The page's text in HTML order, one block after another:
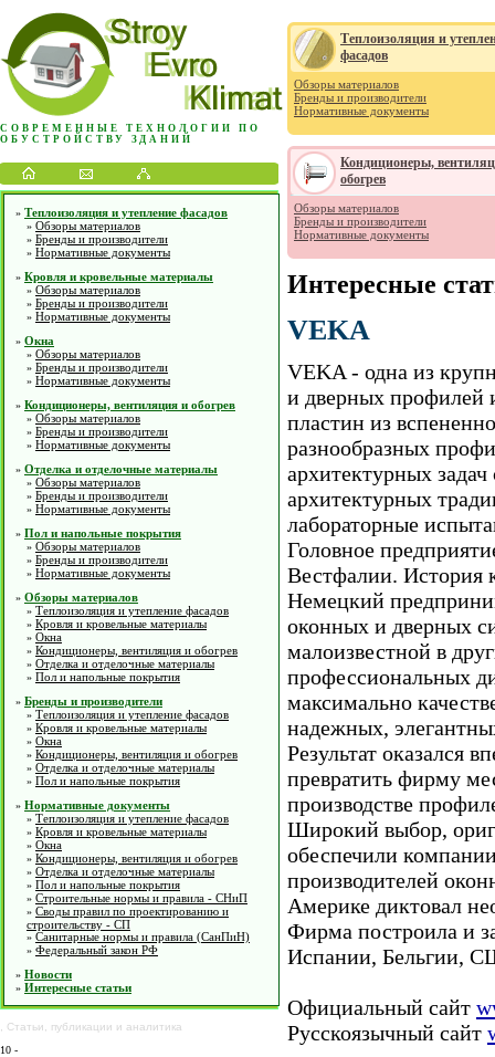
СОВРЕМЕННЫЕ ТЕХНОЛОГИИ ПО
ОБУСТРОЙСТВУ ЗДАНИЙ
» Теплоизоляция и утепление фасадов
» Обзоры материалов
» Бренды и производители
» Нормативные документы
» Кровля и кровельные материалы
» Обзоры материалов
» Бренды и производители
» Нормативные документы
» Окна
» Обзоры материалов
» Бренды и производители
» Нормативные документы
» Кондиционеры, вентиляция и обогрев
» Обзоры материалов
» Бренды и производители
» Нормативные документы
» Отделка и отделочные материалы
» Обзоры материалов
» Бренды и производители
» Нормативные документы
» Пол и напольные покрытия
» Обзоры материалов
» Бренды и производители
» Нормативные документы
» Обзоры материалов
» Теплоизоляция и утепление фасадов
» Кровля и кровельные материалы
» Окна
» Кондиционеры, вентиляция и обогрев
» Отделка и отделочные материалы
» Пол и напольные покрытия
» Бренды и производители
» Теплоизоляция и утепление фасадов
» Кровля и кровельные материалы
» Окна
» Кондиционеры, вентиляция и обогрев
» Отделка и отделочные материалы
» Пол и напольные покрытия
» Нормативные документы
» Теплоизоляция и утепление фасадов
» Кровля и кровельные материалы
» Окна
» Кондиционеры, вентиляция и обогрев
» Отделка и отделочные материалы
» Пол и напольные покрытия
» Строительные нормы и правила - СНиП
» Своды правил по проектированию и
строительству - СП
» Санитарные нормы и правила (СанПиН)
» Федеральный закон РФ
» Новости
» Интересные статьи
Статьи публикации и аналитика
10 -
Теплоизоляция и
фасадов
Обзоры материалов
Бренды и производители
Нормативные документы
Кондиционеры,
обогрев
Обзоры материалов
Бренды и производители
Нормативные документы
Интересные
VEKA
VEKA - одна из
и дверных профилей
пластин из
разнообразных
архитектурных
архитектурных
лабораторные
Головное
Вестфалии. История
Немецкий
оконных и дверных
малоизвестной в
профессиональных
максимально
надежных,
Результат оказался
превратить фирму
производстве
Широкий выбор,
обеспечили
производителей
Америке диктовал
Фирма построила и
Испании, Бельгии,
Официальный сайт
Русскоязычный сайт